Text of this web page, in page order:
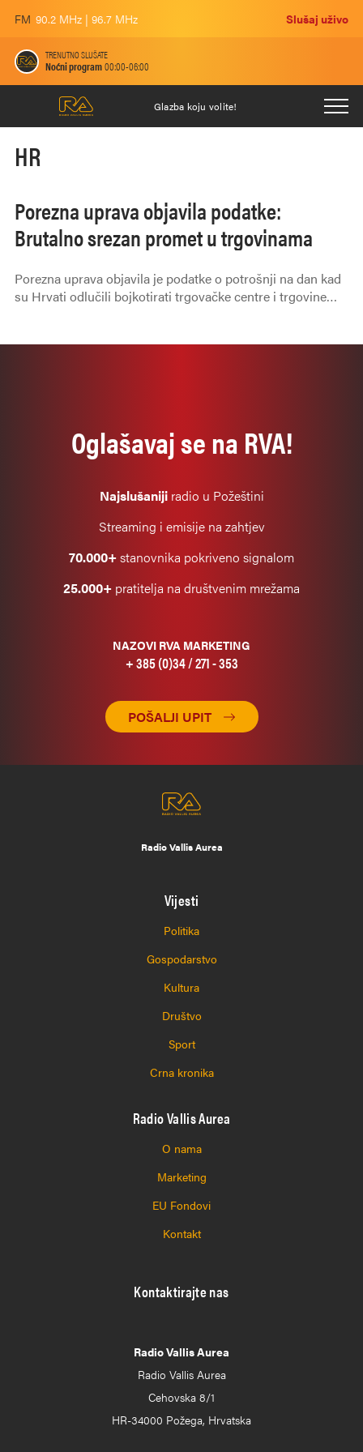
FM 90.2 MHz | 96.7 MHz Slušaj uživo
TRENUTNO SLUŠATE
Noćni program00:00-06:00
Glazba koju volite!
HR
Porezna uprava objavila podatke:
Brutalno srezan promet u trgovinama
Porezna uprava objavila je podatke o potrošnji na dan kad
su Hrvati odlučili bojkotirati trgovačke centre i trgovine
Oglašavaj se na RVA!
Najslušanijiradio u Požeštini
Streaming i emisije na zahtjev
70.000+stanovnika pokriveno signalom
25.000+ pratitelja na društvenim mrežama
NAZOVI RVA MARKETING
+ 385 (0)34 / 271 - 353
POŠALJI UPIT
Radio Vallis Aurea
Vijesti
Politika
Gospodarstvo
Kultura
Društvo
Sport
Crna kronika
Radio Vallis Aurea
O nama
Marketing
EU Fondovi
Kontakt
Kontaktirajte nas
Radio Vallis Aurea
Radio Vallis Aurea
Cehovska 8/1
HR-34000 Požega, Hrvatska